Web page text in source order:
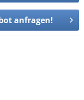
anfragen!